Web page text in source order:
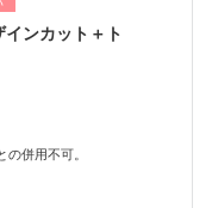
インカット＋ト
の併用不可。